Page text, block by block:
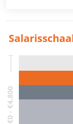
€0 - €4,800